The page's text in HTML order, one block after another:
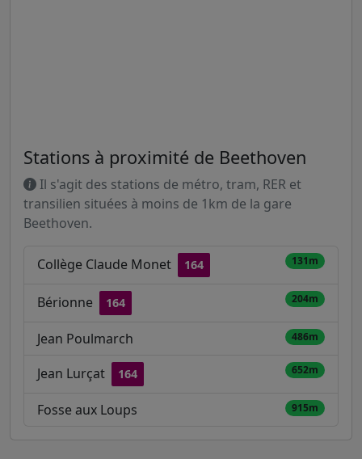
Stations à proximité de Beethoven
Il s'agit des stations de métro, tram, RER et
transilien situées à moins de 1km de la gare
Beethoven.
Collège Claude Monet 164 131m
Bérionne 164 204m
Jean Poulmarch 486m
Jean Lurçat 164 652m
Fosse aux Loups 915m